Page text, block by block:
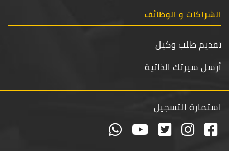
الشراكات و الوظائف
تقديم طلب وكيل
أرسل سيرتك الذاتية
استمارة التسجيل